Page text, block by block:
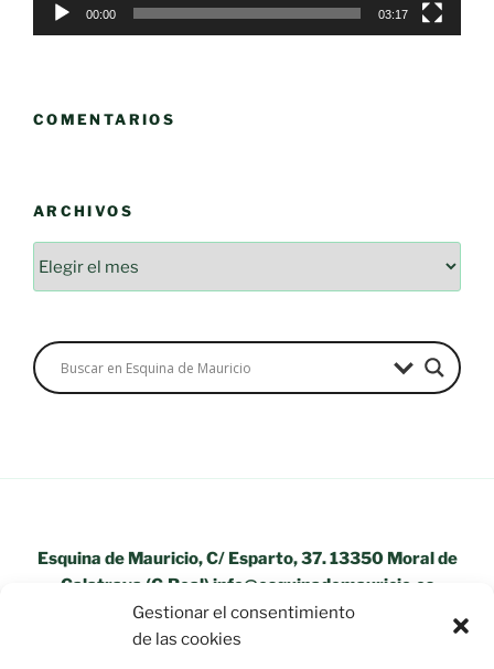
Gestionar el consentimiento
de las cookies
00:00 03:17
COMENTARIOS
ARCHIVOS
Esquina de Mauricio, C/ Esparto, 37. 13350 Moral de
Calatrava (C.Real) info@esquinademauricio.es
«Aviso Legal»